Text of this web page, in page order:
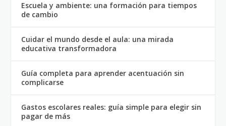
Escuela y ambiente: una formación para tiempos
de cambio
Cuidar el mundo desde el aula: una mirada
educativa transformadora
Guía completa para aprender acentuación sin
complicarse
Gastos escolares reales: guía simple para elegir sin
pagar de más